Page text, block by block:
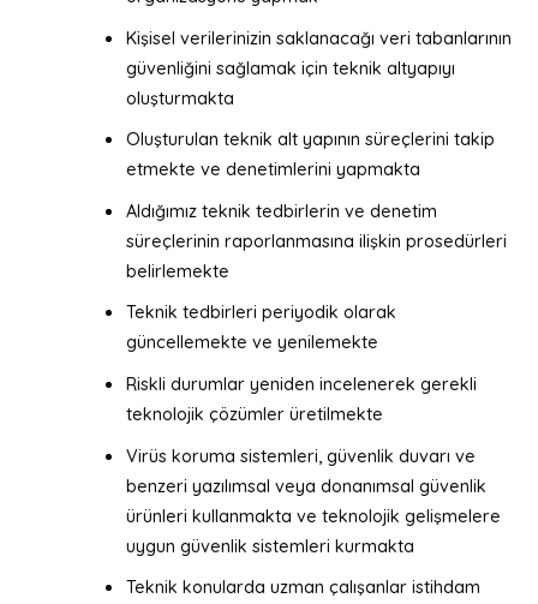
Kişisel verilerinizin saklanacağı veri tabanlarının
güvenliğini sağlamak için teknik altyapıyı
oluşturmakta
Oluşturulan teknik alt yapının süreçlerini takip
etmekte ve denetimlerini yapmakta
Aldığımız teknik tedbirlerin ve denetim
süreçlerinin raporlanmasına ilişkin prosedürleri
belirlemekte
Teknik tedbirleri periyodik olarak
güncellemekte ve yenilemekte
Riskli durumlar yeniden incelenerek gerekli
teknolojik çözümler üretilmekte
Virüs koruma sistemleri, güvenlik duvarı ve
benzeri yazılımsal veya donanımsal güvenlik
ürünleri kullanmakta ve teknolojik gelişmelere
uygun güvenlik sistemleri kurmakta
Teknik konularda uzman çalışanlar istihdam